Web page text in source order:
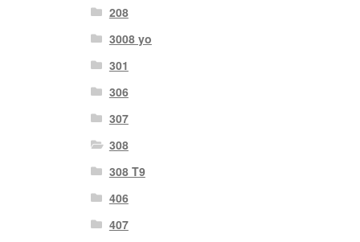
208
3008 yo
301
306
307
308
308 T9
406
407